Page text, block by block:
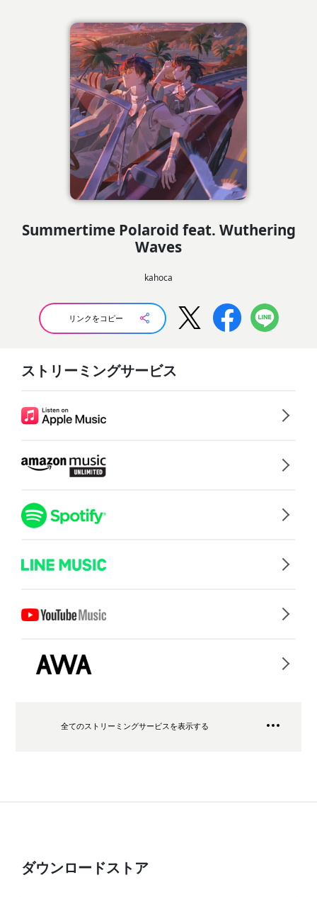
Summertime Polaroid feat. Wuthering
Waves
kahoca
リンクをコピー
ストリーミングサービス
全てのストリーミングサービスを表示する
ダウンロードストア